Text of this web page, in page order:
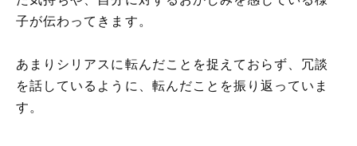
子が伝わってきます。
あまりシリアスに転んだことを捉えておらず、冗談
を話しているように、転んだことを振り返っていま
す。